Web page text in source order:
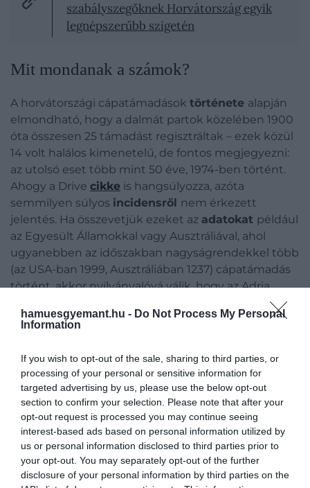
hamuesgyemant.hu - Do Not Process My Personal
Information
If you wish to opt-out of the sale, sharing to third parties, or
processing of your personal or sensitive information for
targeted advertising by us, please use the below opt-out
section to confirm your selection. Please note that after your
opt-out request is processed you may continue seeing
interest-based ads based on personal information utilized by
us or personal information disclosed to third parties prior to
your opt-out. You may separately opt-out of the further
disclosure of your personal information by third parties on the
szabályszegőknek Horvátország egyik
legnépszerűbb szigetén
Mit mondanak a számok?
A horvátországi cápatámadások története alapján
elmondható, hogy a dalmát partok közelében 1900
óta összesen 25 támadást regisztráltak – ezek közül
14 volt halálos kimenetelű, de fontos megjegyezni:
az utolsó eset több mint 50 éve, 1974-ben történt.
Ahogy a Drive cikke is hangsúlyozza, azóta
semmilyen súlyos incidensről nem érkezett
jelentés. Ha összevetjük ezeket az adatokat például
az Egyesült Államokkal vagy Ausztráliával, ahol
ugyanebben az időszakban nagyságrendekkel több
(az USA-ban 1999, Ausztráliában 1237) cápatámadás
történt, akkor nyilvánvalóvá válik, hogy az Adria
fürdőhelynek számít ebből a
szempontból.
Ez is érdekelhet!
4 gyönyörű horvát tengerpart, amit akár
csak egy hétvégére is érdemes
meglátogatni
Miért ilyen ritka ez a jelenség?